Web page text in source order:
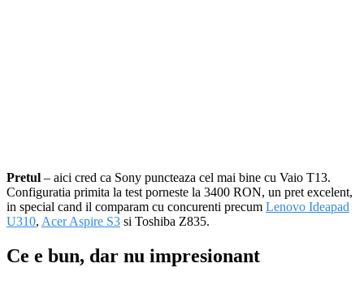
Pretul – aici cred ca Sony puncteaza cel mai bine cu Vaio T13.
Configuratia primita la test porneste la 3400 RON, un pret excelent,
in special cand il comparam cu concurenti precum Lenovo Ideapad
U310, Acer Aspire S3 si Toshiba Z835.
Ce e bun, dar nu impresionant